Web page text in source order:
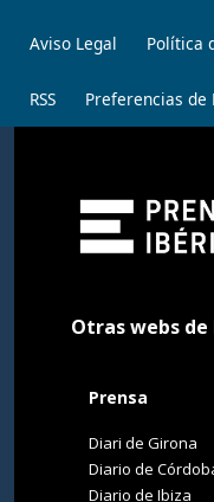
Aviso Legal Política
RSS Preferencias de
Otras webs
Prensa
Diari de Girona
Diario de
Diario de Ibiza